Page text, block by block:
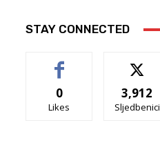
STAY CONNECTED
0
Likes
3,912
Sljedbenici